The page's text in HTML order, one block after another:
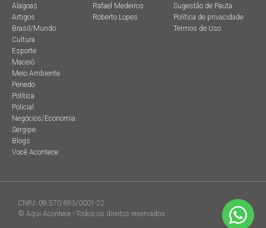
Alagoas
Artigos
Brasil/Mundo
Cultura
Esporte
Maceió
Meio Ambiente
Penedo
Política
Policial
Negócios/Economia
Sergipe
Blogs
Você Acontece
Rafael Medeiros
Roberto Lopes
Sugestão de Pauta
Política de privacidade
Termos de Uso
CNPJ: 09.570.693/0001-22
© Aqui Acontece - Todos os direitos reservados